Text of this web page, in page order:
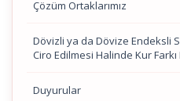
Çözüm Ortaklarımız
Dövizli ya da Dövize Endeksli
Ciro Edilmesi Halinde Kur Farkı
Duyurular